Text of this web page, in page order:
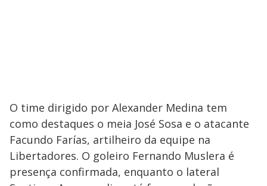
O time dirigido por Alexander Medina tem
como destaques o meia José Sosa e o atacante
Facundo Farías, artilheiro da equipe na
Libertadores. O goleiro Fernando Muslera é
presença confirmada, enquanto o lateral